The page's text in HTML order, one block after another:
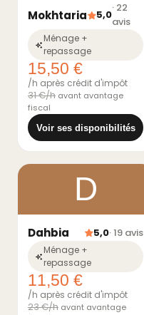
Mokhtaria 5,0
· 22
avis
Ménage +
repassage
15,50 €
/h après crédit d'impôt
31 €/h avant avantage
fiscal
Voir ses disponibilités
D
Dahbia 5,0· 19 avis
Ménage +
repassage
11,50 €
/h après crédit d'impôt
23 €/h avant avantage